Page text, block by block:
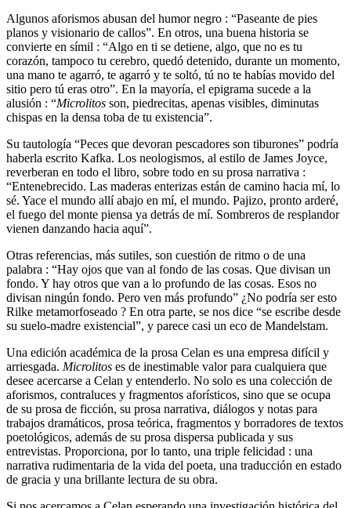
Algunos aforismos abusan del humor negro : “Paseante de pies
planos y visionario de callos”. En otros, una buena historia se
convierte en símil : “Algo en ti se detiene, algo, que no es tu
corazón, tampoco tu cerebro, quedó detenido, durante un momento,
una mano te agarró, te agarró y te soltó, tú no te habías movido del
sitio pero tú eras otro”. En la mayoría, el epigrama sucede a la
alusión : “Microlitos son, piedrecitas, apenas visibles, diminutas
chispas en la densa toba de tu existencia”.
Su tautología “Peces que devoran pescadores son tiburones” podría
haberla escrito Kafka. Los neologismos, al estilo de James Joyce,
reverberan en todo el libro, sobre todo en su prosa narrativa :
“Entenebrecido. Las maderas enterizas están de camino hacia mí, lo
sé. Yace el mundo allí abajo en mí, el mundo. Pajizo, pronto arderé,
el fuego del monte piensa ya detrás de mí. Sombreros de resplandor
vienen danzando hacia aquí”.
Otras referencias, más sutiles, son cuestión de ritmo o de una
palabra : “Hay ojos que van al fondo de las cosas. Que divisan un
fondo. Y hay otros que van a lo profundo de las cosas. Esos no
divisan ningún fondo. Pero ven más profundo” ¿No podría ser esto
Rilke metamorfoseado ? En otra parte, se nos dice “se escribe desde
su suelo-madre existencial”, y parece casi un eco de Mandelstam.
Una edición académica de la prosa Celan es una empresa difícil y
arriesgada. Microlitos es de inestimable valor para cualquiera que
desee acercarse a Celan y entenderlo. No solo es una colección de
aforismos, contraluces y fragmentos aforísticos, sino que se ocupa
de su prosa de ficción, su prosa narrativa, diálogos y notas para
trabajos dramáticos, prosa teórica, fragmentos y borradores de textos
poetológicos, además de su prosa dispersa publicada y sus
entrevistas. Proporciona, por lo tanto, una triple felicidad : una
narrativa rudimentaria de la vida del poeta, una traducción en estado
de gracia y una brillante lectura de su obra.